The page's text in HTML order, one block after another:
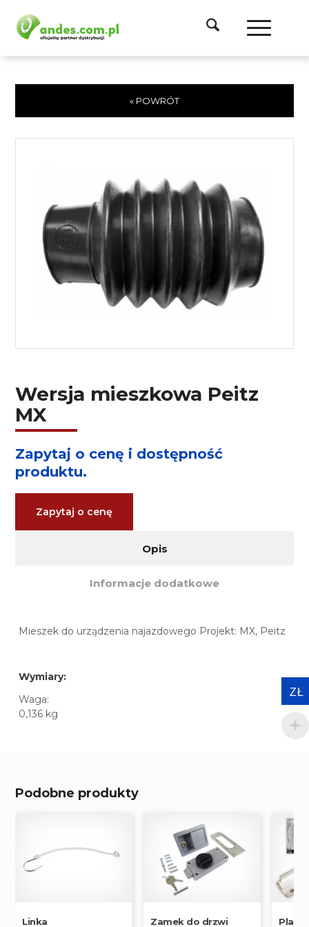
« POWRÓT
Wersja mieszkowa Peitz
MX
Zapytaj o cenę i dostępność
produktu.
Zapytaj o cenę
Opis
Informacje dodatkowe
Mieszek do urządzenia najazdowego Projekt: MX, Peitz
Wymiary:
Waga:
0,136 kg
Podobne produkty
Linka
Zamek do drzwi
ZŁ